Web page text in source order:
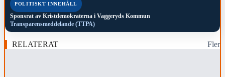
POLITISKT INNEHÅLL
Sponsrat av Kristdemokraterna i Vaggeryds Kommun
Transparensmeddelande (TTPA)
RELATERAT Fler